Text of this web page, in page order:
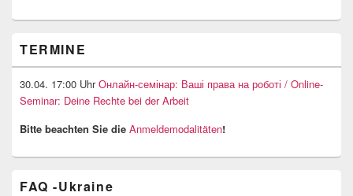
TERMINE
30.04. 17:00 UhrОнлайн-семінар: Ваші права на роботі / Online-
Seminar: Deine Rechte bei der Arbeit
Bitte beachten Sie die Anmeldemodalitäten!
FAQ -Ukraine